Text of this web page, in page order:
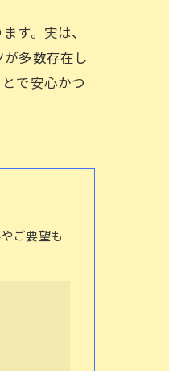
す。実は、
多数存在し
で安心かつ
ご要望も